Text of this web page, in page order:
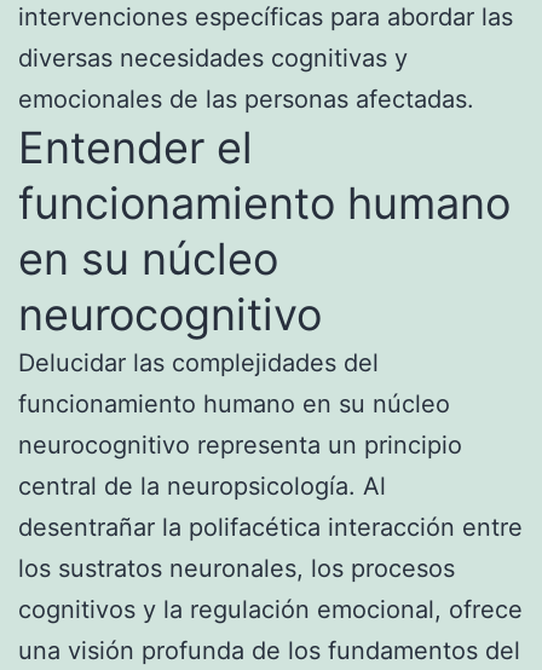
intervenciones específicas para abordar las
diversas necesidades cognitivas y
emocionales de las personas afectadas.
Entender el
funcionamiento humano
en su núcleo
neurocognitivo
Delucidar las complejidades del
funcionamiento humano en su núcleo
neurocognitivo representa un principio
central de la neuropsicología. Al
desentrañar la polifacética interacción entre
los sustratos neuronales, los procesos
cognitivos y la regulación emocional, ofrece
una visión profunda de los fundamentos del